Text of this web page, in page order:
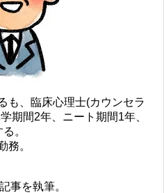
も、臨床心理士(カウンセラ
期間2年、ニート期間1年、
。
務。
事を執筆。